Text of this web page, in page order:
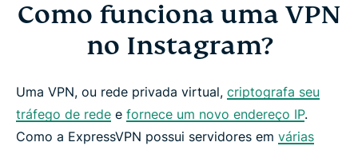
Como funciona uma VPN
no Instagram?
Uma VPN, ou rede privada virtual, criptografa seu
tráfego de rede e fornece um novo endereço IP.
Como a ExpressVPN possui servidores em várias